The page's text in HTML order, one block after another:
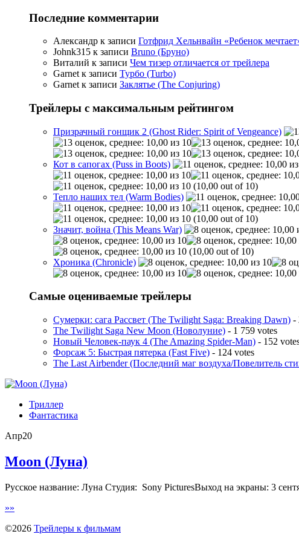
Последние комментарии
Александр к записи Готфрид Хельнвайн «Ребенок
Johnk315 к записи Bruno (Бруно)
Виталий к записи Чем тизер отличается от трейлера
Garnet к записи Турбо (Turbo)
Garnet к записи Заклятье (The Conjuring)
Трейлеры с максимальным рейтингом
Призрачный гонщик 2 (Ghost Rider: Spirit of Vengeance)
Кот в сапогах (Puss in Boots)
(10,00 out of 10)
Тепло наших тел (Warm Bodies)
(10,00 out of 10)
Значит, война (This Means War)
(10,00 out of 10)
Хроника (Chronicle)
Самые оцениваемые трейлеры
Сумерки: cага Рассвет (The Twilight Saga: Breaking Dawn) -
The Twilight Saga New Moon (Новолуние) - 1 759 votes
Новый Человек-паук 4 (The Amazing Spider-Man) - 152
Форсаж 5: Быстрая пятерка (Fast Five) - 124 votes
The Last Airbender (Последний маг воздуха/Повелитель
Триллер
Фантастика
Апр20
Moon (Луна)
Русское название: Луна Студия: Sony PicturesВыход на экраны: 3
»»
©2026 Трейлеры к фильмам